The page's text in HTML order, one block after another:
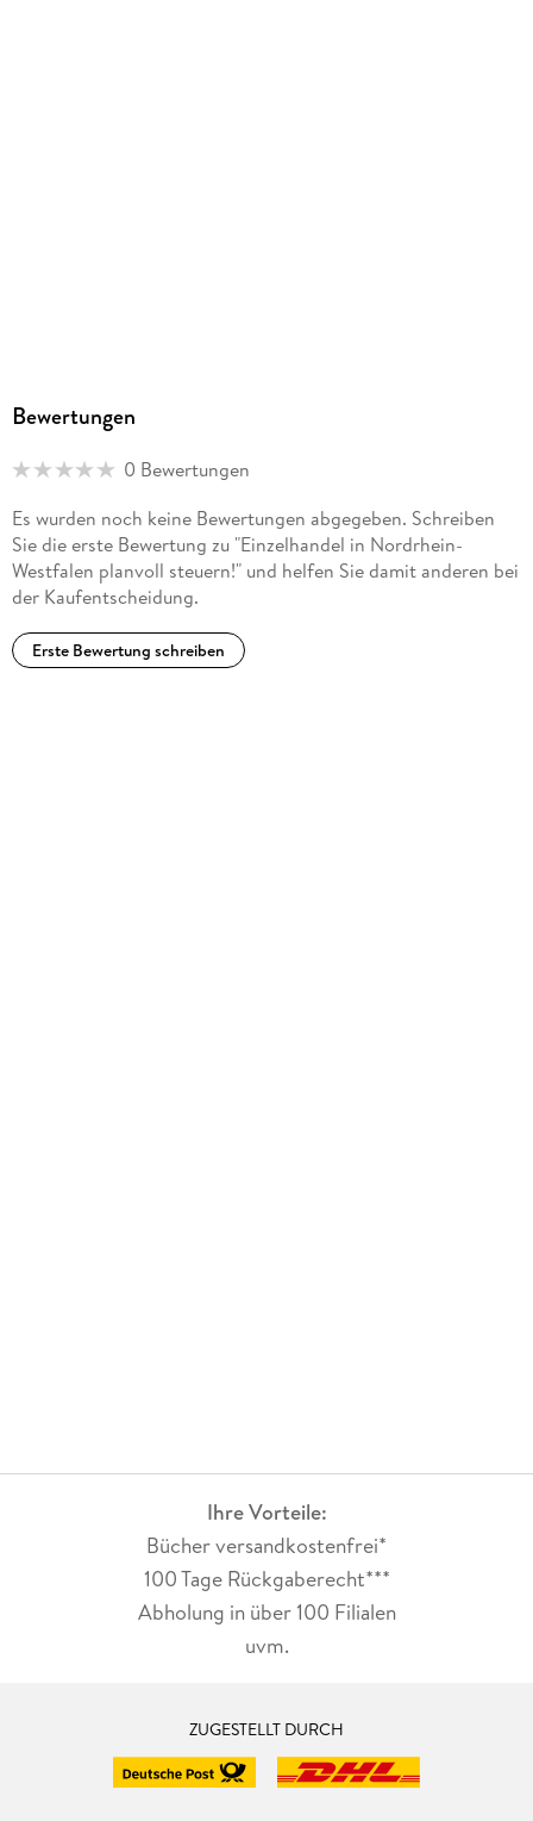
Bewertungen
0 Bewertungen
Es wurden noch keine Bewertungen abgegeben. Schreiben
Sie die erste Bewertung zu "Einzelhandel in Nordrhein-
Westfalen planvoll steuern!" und helfen Sie damit anderen bei
der Kaufentscheidung.
Erste Bewertung schreiben
Ihre Vorteile:
Bücher versandkostenfrei*
100 Tage Rückgaberecht***
Abholung in über 100 Filialen
uvm.
ZUGESTELLT DURCH